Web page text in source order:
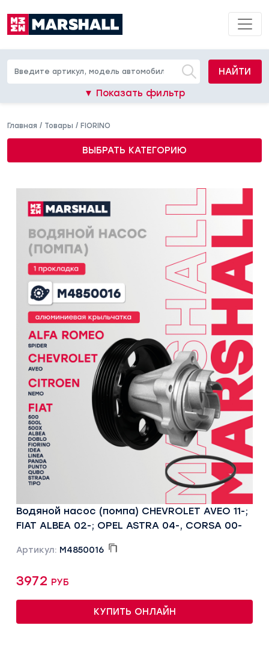
НАЙТИ
▼ Показать фильтр
Главная / Товары / FIORINO
ВЫБРАТЬ КАТЕГОРИЮ
Водяной насос (помпа) CHEVROLET AVEO 11-;
FIAT ALBEA 02-; OPEL ASTRA 04-, CORSA 00-
Артикул: M4850016
3972 руб
КУПИТЬ ОНЛАЙН